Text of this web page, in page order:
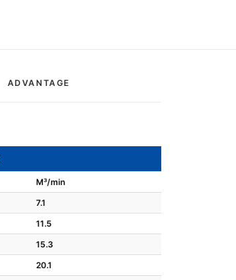
ADVANTAGE
M³/min
7.1
11.5
15.3
20.1